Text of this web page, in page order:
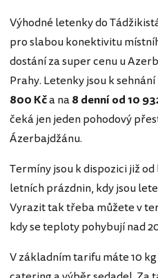
Výhodné letenky do
pro slabou konektivitu
dostání za super cenu u
Prahy. Letenky jsou k sehnání
800 Kča na8 denní od 10
čeká jen jeden pohodový
Ázerbajdžánu.
Termíny jsou k dispozici již
letních prázdnin, kdy jsou
Vyrazit tak třeba můžete v
kdy se teploty pohybují nad 20
V základním tarifu máte 10